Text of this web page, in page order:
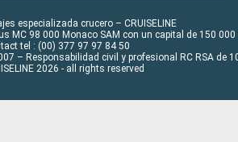
especializada crucero – CRUISELINE
MC 98 000 Monaco SAM con un capital de 150 000
tel : (00) 377 97 97 84 50
– Responsabilidad civil y profesional RC RSA de
2026 - all rights reserved